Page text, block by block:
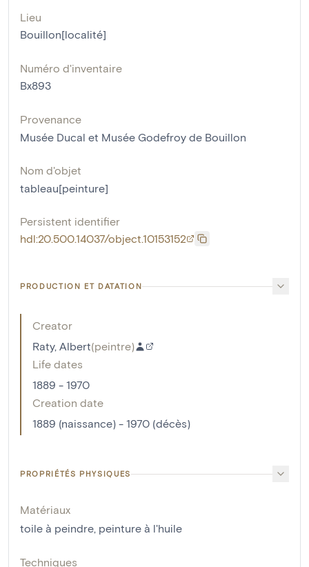
Lieu
Bouillon[localité]
Numéro d'inventaire
Bx893
Provenance
Musée Ducal et Musée Godefroy de Bouillon
Nom d'objet
tableau[peinture]
Persistent identifier
hdl:20.500.14037/object.10153152
PRODUCTION ET DATATION
Creator
Raty, Albert(peintre)
Life dates
1889 - 1970
Creation date
1889 (naissance) - 1970 (décès)
PROPRIÉTÉS PHYSIQUES
Matériaux
toile à peindre, peinture à l'huile
Techniques